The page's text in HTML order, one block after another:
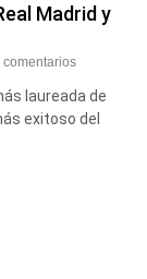
Madrid y
comentarios
laureada de
exitoso del